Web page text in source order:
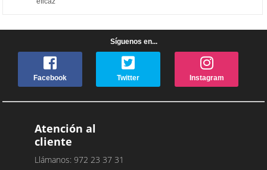
Síguenos en...
Facebook Twitter Instagram
Atención al
cliente
Llámanos: 972 23 37 31